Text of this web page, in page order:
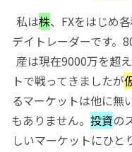
私は株、FXをはじめ
デイトレーダーです。
産は現在9000万を超
トで戦ってきましたが
るマーケットは他に無
もありません。 投資の
しいマーケットにひと